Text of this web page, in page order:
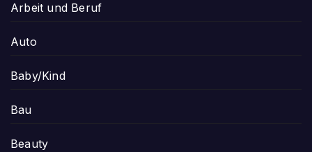
Arbeit und Beruf
Auto
Baby/Kind
Bau
Beauty